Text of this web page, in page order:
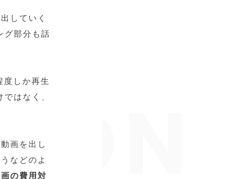
していく
グ部分も話
しか再生
はなく、
画を出し
などのよ
の費用対